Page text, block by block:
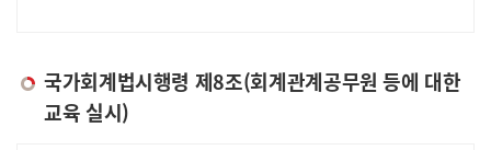
국가회계법시행령 제8조(회계관계공무원 등에 대한
교육 실시)